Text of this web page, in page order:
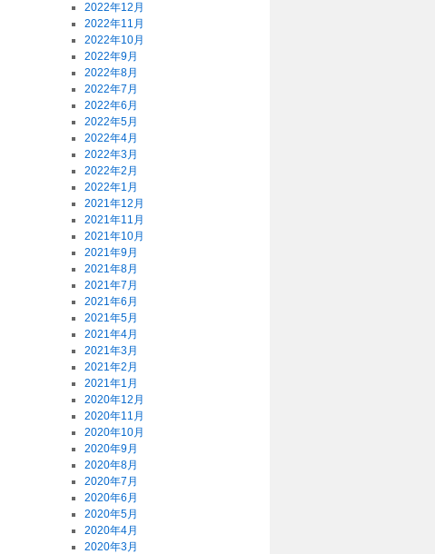
2022年12月
2022年11月
2022年10月
2022年9月
2022年8月
2022年7月
2022年6月
2022年5月
2022年4月
2022年3月
2022年2月
2022年1月
2021年12月
2021年11月
2021年10月
2021年9月
2021年8月
2021年7月
2021年6月
2021年5月
2021年4月
2021年3月
2021年2月
2021年1月
2020年12月
2020年11月
2020年10月
2020年9月
2020年8月
2020年7月
2020年6月
2020年5月
2020年4月
2020年3月